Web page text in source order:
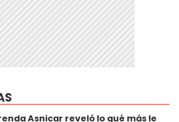
Asnicar reveló lo qué más le